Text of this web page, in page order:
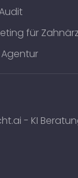
für
Agentur
- KI